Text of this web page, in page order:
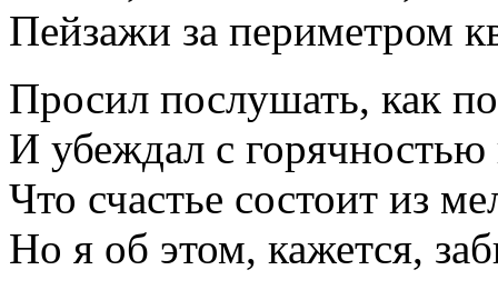
Пейзажи за периметром
Просил послушать, как
И убеждал с
Что счастье состоит из
Но я об этом, кажется,